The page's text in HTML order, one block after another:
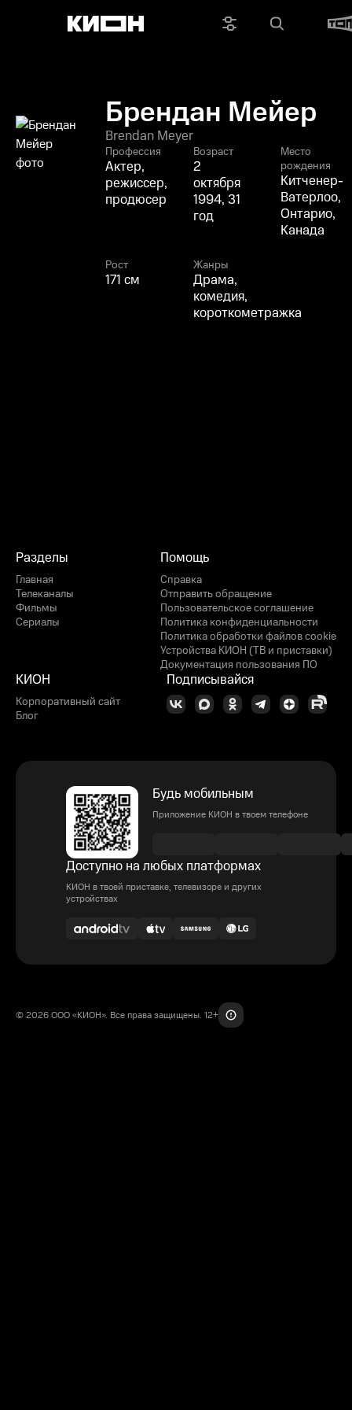
Брендан Мейер
Brendan Meyer
Профессия
Актер,
режиссер,
продюсер
Возраст
2
октября
1994, 31
год
Место
рождения
Китченер-
Ватерлоо,
Онтарио,
Канада
Рост
171 см
Жанры
Драма,
комедия,
короткометражка
Разделы
Главная
Телеканалы
Фильмы
Сериалы
Помощь
Справка
Отправить обращение
Пользовательское соглашение
Политика конфиденциальности
Политика обработки файлов cookie
Устройства КИОН (ТВ и приставки)
Документация пользования ПО
КИОН
Корпоративный сайт
Блог
Подписывайся
Будь мобильным
Приложение КИОН в твоем телефоне
Доступно на любых платформах
КИОН в твоей приставке, телевизоре и других
устройствах
© 2026 ООО «КИОН». Все права защищены. 12+